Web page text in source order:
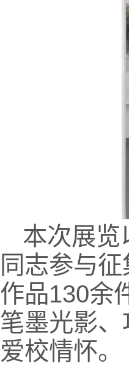
本次展览
同志参与
作品130余
笔墨光影
爱校情怀。